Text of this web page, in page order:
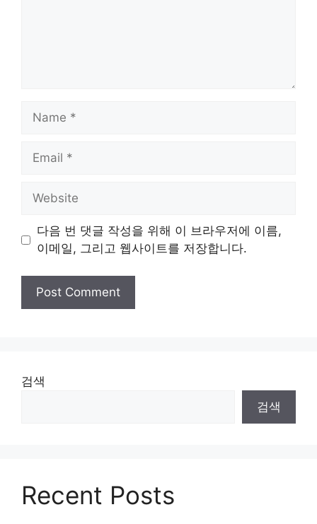
Name
Email
Website
다음 번 댓글 작성을 위해 이 브라우저에 이름,
이메일, 그리고 웹사이트를 저장합니다.
검색
검색
Recent Posts